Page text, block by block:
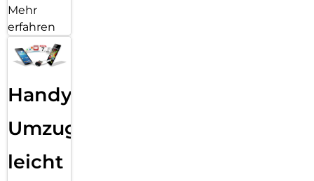
Mehr
erfahren
Handy
Umzug
leicht